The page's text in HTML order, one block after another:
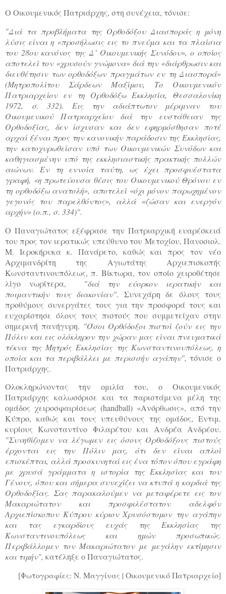
Ο Οικουμενικός Πατριάρχης, στη συνέχεια, τόνισε:
"Διά τα προβλήματα της Ορθοδόξου Διασποράς η μόνη
λύσις είναι η «προσήλωσις εις το πνεύμα και τα πλαίσια
του 28ου κανόνος της Δ’ Οικουμενικής Συνόδου», ο οποίος
αποτελεί τον «χρυσούν γνώμονα» διά την «διάρθρωσιν και
διευθέτησιν των ορθοδόξων πραγμάτων εν τη Διασπορά»
(Μητροπολίτου Σάρδεων Μαξίμου, Το Οικουμενικόν
Πατριαρχείον εν τη Ορθοδόξω Εκκλησία, Θεσσαλονίκη
1972, σ. 332). Εις την αδιάπτωτον μέριμναν του
Οικουμενικού Πατριαρχείου διά την ευστάθειαν της
Ορθοδοξίας, δεν ίσχυσαν και δεν εφηρμόσθησαν ποτέ
αρχαί ξέναι προς την κανονικήν παράδοσιν της Εκκλησίας,
την κατοχυρωθείσαν υπό των Οικουμενικών Συνόδων και
καθηγιασμένην υπό της εκκλησιαστικής πρακτικής πολλών
αιώνων. Εν τη εννοία ταύτη, ως έχει προσφυέστατα
γραφή, «η πρωτεύουσα θέσις του Οικουμενικού Θρόνου εν
τη ορθοδόξω ανατολή», αποτελεί «όχι μόνον παρωχημένον
γεγονός του παρελθόντος», αλλά «ζώσαν και ενεργόν
αρχήν» (ο.π., σ. 334)".
Ο Παναγιώτατος εξέφρασε την Πατριαρχική ευαρέσκειά
του προς τον ιερατικώς υπεύθυνο του Μετοχίου, Πανοσιολ.
Μ. Ιεροκήρυκα κ. Πανάρετο, καθώς και προς τον νέο
Αρχιμανδρίτη της Αγιωτάτης Αρχιεπισκοπής
Κωνσταντινουπόλεως, π. Βίκτωρα, τον οποίο χειροθέτησε
λίγο νωρίτερα,
"διά την εύορκον ιερατικήν και
ποιμαντικήν τους διακονίαν". Συνεχάρη δε όλους τους
προθύμους συνεργάτες τους για την προσφορά τους και
ευχαρίστησε όλους τους πιστούς που συμμετείχαν στην
σημερινή πανήγυρη. "Όσοι Ορθόδοξοι πιστοί ζούν εις την
Πόλιν και εις ολόκληρον την χώραν μας είναι πνευματικά
τέκνα της Μητρός Εκκλησίας της Κωνσταντινουπόλεως, η
οποία και τα περιβάλλει με περισσήν αγάπην", τόνισε ο
Πατριάρχης.
Ολοκληρώνοντας την ομιλία του, ο Οικουμενικός
Πατριάρχης καλωσόρισε και τα παριστάμενα μέλη της
ομάδος χειροσφαιρίσεως (handball) «Ανόρθωσις», από την
Κύπρο, καθώς και τους υπευθύνους της ομάδος, Εντιμ.
κυρίους Κωνσταντίνο Φιλαρέτου και Ανδρέα Ανδρέου.
"Συνηθίζομεν να λέγωμεν εις όσους Ορθοδόξους πιστούς
έρχονται εις την Πόλιν μας, ότι δεν είναι απλοί
επισκέπται, αλλά προσκυνηταί εις ένα τόπον όπου εγράφη
με χρυσά γράμματα η ιστορία της Εκκλησίας και του
Γένους, όπου και σήμερα συνεχίζει να κτυπά η καρδιά της
Ορθοδοξίας. Σας παρακαλούμεν να μεταφέρετε εις τον
Μακαριώτατον και προσφιλέστατον αδελφόν
Αρχιεπίσκοπον Κύπρου κύριον Χρυσόστομον την αγάπην
και τας εγκαρδίους ευχάς της Εκκλησίας της
Κωνσταντινουπόλεως και ημών προσωπικώς.
Περιβάλλομεν τον Μακαριώτατον με μεγάλην εκτίμησιν
και τιμήν", κατέληξε ο Παναγιώτατος.
[Φωτογραφίες: Ν. Μαγγίνας | Οικουμενικό Πατριαρχείο]